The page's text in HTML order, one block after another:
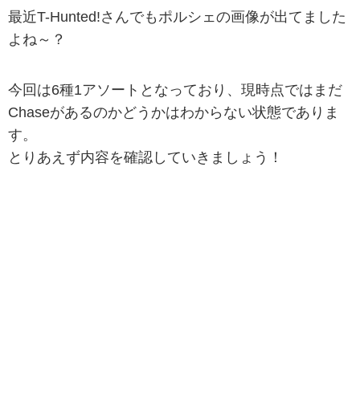
最近T-Hunted!さんでもポルシェの画像が出てました
よね～？
今回は6種1アソートとなっており、現時点ではまだ
Chaseがあるのかどうかはわからない状態でありま
す。
とりあえず内容を確認していきましょう！